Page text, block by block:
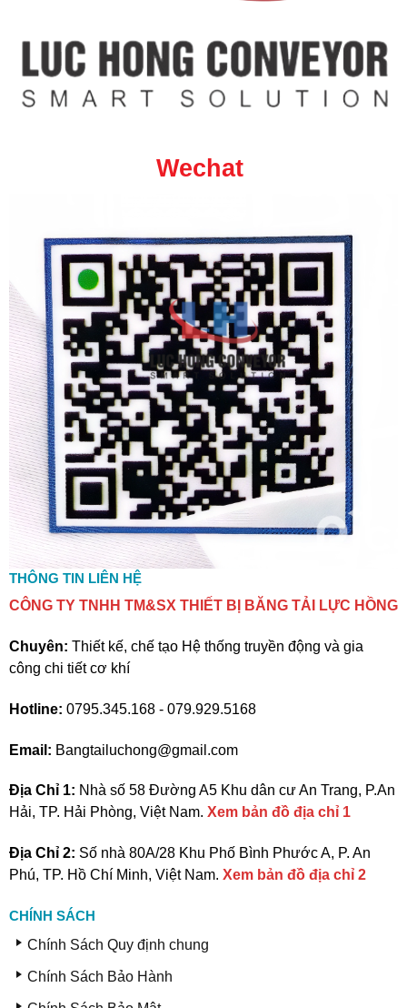
Wechat
THÔNG TIN LIÊN HỆ
CÔNG TY TNHH TM&SX THIẾT BỊ BĂNG TẢI LỰC HỒNG
Chuyên: Thiết kế, chế tạo Hệ thống truyền động và gia
công chi tiết cơ khí
Hotline: 0795.345.168 - 079.929.5168
Email: Bangtailuchong@gmail.com
Địa Chỉ 1: Nhà số 58 Đường A5 Khu dân cư An Trang, P.An
Hải, TP. Hải Phòng, Việt Nam. Xem bản đồ địa chỉ 1
Địa Chỉ 2: Số nhà 80A/28 Khu Phố Bình Phước A, P. An
Phú, TP. Hồ Chí Minh, Việt Nam. Xem bản đồ địa chỉ 2
CHÍNH SÁCH
Chính Sách Quy định chung
Chính Sách Bảo Hành